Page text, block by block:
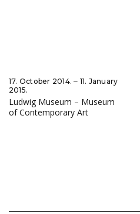
17. October 2014. ‒ 11. January
2015.
Ludwig Museum – Museum
of Contemporary Art